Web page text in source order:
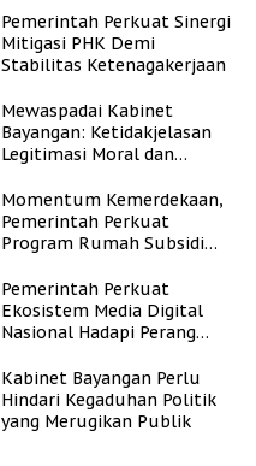
Pemerintah Perkuat Sinergi
Mitigasi PHK Demi
Stabilitas Ketenagakerjaan
Mewaspadai Kabinet
Bayangan: Ketidakjelasan
Legitimasi Moral dan
Momentum Kemerdekaan,
Pemerintah Perkuat
Program Rumah Subsidi
Berpenghasilan Rendah
Pemerintah Perkuat
Ekosistem Media Digital
Nasional Hadapi Perang
Kabinet Bayangan Perlu
Hindari Kegaduhan Politik
yang Merugikan Publik